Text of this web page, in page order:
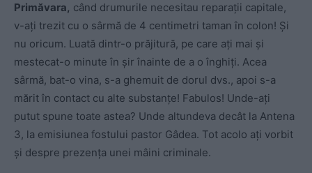
Primăvara, când drumurile necesitau reparații capitale,
v-ați trezit cu o sârmă de 4 centimetri taman în colon! Și
nu oricum. Luată dintr-o prăjitură, pe care ați mai și
mestecat-o minute în șir înainte de a o înghiți. Acea
sârmă, bat-o vina, s-a ghemuit de dorul dvs., apoi s-a
mărit în contact cu alte substanțe! Fabulos! Unde-ați
putut spune toate astea? Unde altundeva decât la Antena
3, la emisiunea fostului pastor Gâdea. Tot acolo ați vorbit
și despre prezența unei mâini criminale.